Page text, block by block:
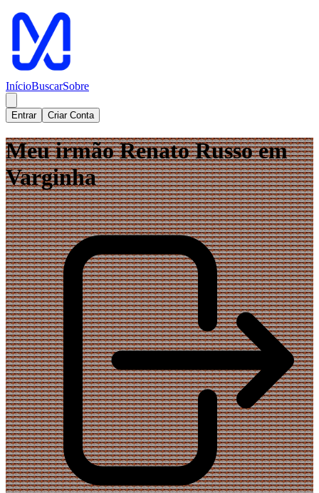
InícioBuscarSobre
Entrar Criar Conta
Meu irmão Renato Russo em
Varginha